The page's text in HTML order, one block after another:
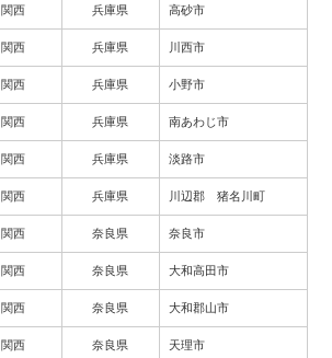
関西 兵庫県 高砂市
関西 兵庫県 川西市
関西 兵庫県 小野市
関西 兵庫県 南あわじ市
関西 兵庫県 淡路市
関西 兵庫県 川辺郡 猪名川町
関西 奈良県 奈良市
関西 奈良県 大和高田市
関西 奈良県 大和郡山市
関西 奈良県 天理市